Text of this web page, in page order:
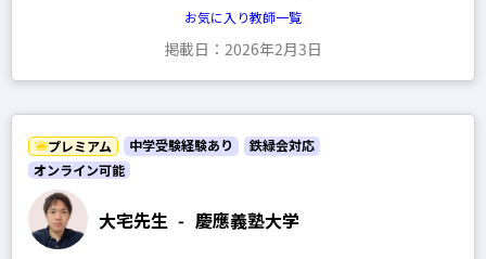
お気に入り教師一覧
掲載日：2026年2月3日
大宅先生 - 慶應義塾大学
プレミアム 中学受験経験あり
鉄緑会対応
オンライン可能